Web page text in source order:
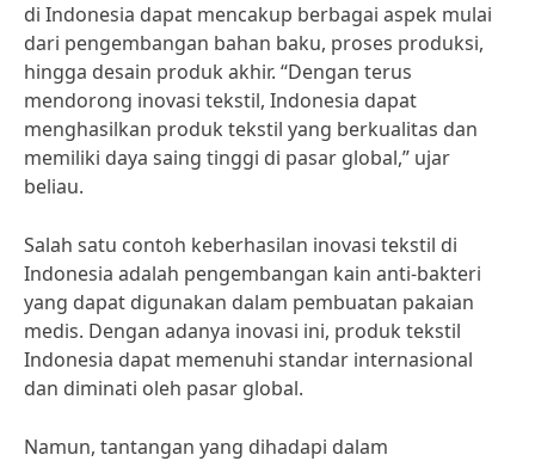
di Indonesia dapat mencakup berbagai aspek mulai
dari pengembangan bahan baku, proses produksi,
hingga desain produk akhir. “Dengan terus
mendorong inovasi tekstil, Indonesia dapat
menghasilkan produk tekstil yang berkualitas dan
memiliki daya saing tinggi di pasar global,” ujar
beliau.
Salah satu contoh keberhasilan inovasi tekstil di
Indonesia adalah pengembangan kain anti-bakteri
yang dapat digunakan dalam pembuatan pakaian
medis. Dengan adanya inovasi ini, produk tekstil
Indonesia dapat memenuhi standar internasional
dan diminati oleh pasar global.
Namun, tantangan yang dihadapi dalam